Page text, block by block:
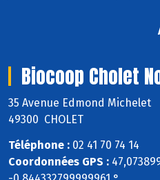
Biocoop Cholet
35 Avenue Edmond Michelet
49300 CHOLET
Téléphone : 02 41 70 74 14
Coordonnées GPS :